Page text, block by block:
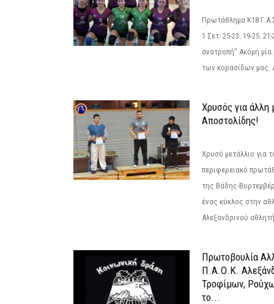
Πρωτάθλημα Κ18
1 Σετ: 25-23. 19-25.
ανατροπή" Ακόμη μία
των κορασίδων μας.
Χρυσός για άλλη
Αποστολίδης!
Χρυσό μετάλλιο για
περιφερειακό
της Βάδης-
ένας κύκλος στην
Αλεξανδρινού
Πρωτοβουλία
Π.Α.Ο.Κ.
Τροφίμων,
το...